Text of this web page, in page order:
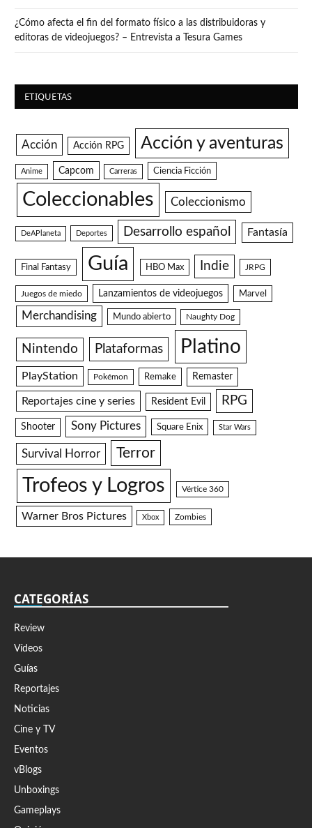
¿Cómo afecta el fin del formato físico a las distribuidoras y
editoras de videojuegos? – Entrevista a Tesura Games
ETIQUETAS
Acción Acción RPG Acción y aventuras
Anime Capcom Carreras Ciencia Ficción
Coleccionables Coleccionismo
DeAPlaneta Deportes Desarrollo español Fantasía
Final Fantasy Guía HBO Max Indie JRPG
Juegos de miedo Lanzamientos de videojuegos Marvel
Merchandising Mundo abierto Naughty Dog
Nintendo Plataformas Platino
PlayStation Pokémon Remake Remaster
Reportajes cine y series Resident Evil RPG
Shooter Sony Pictures Square Enix Star Wars
Survival Horror Terror
Trofeos y Logros Vértice 360
Warner Bros Pictures Xbox Zombies
CATEGORÍAS
Review
Vídeos
Guías
Reportajes
Noticias
Cine y TV
Eventos
vBlogs
Unboxings
Gameplays